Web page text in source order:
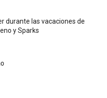
durante las vacaciones de
y Sparks